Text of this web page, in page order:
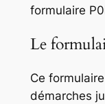
formulaire
Le
Ce
démarches